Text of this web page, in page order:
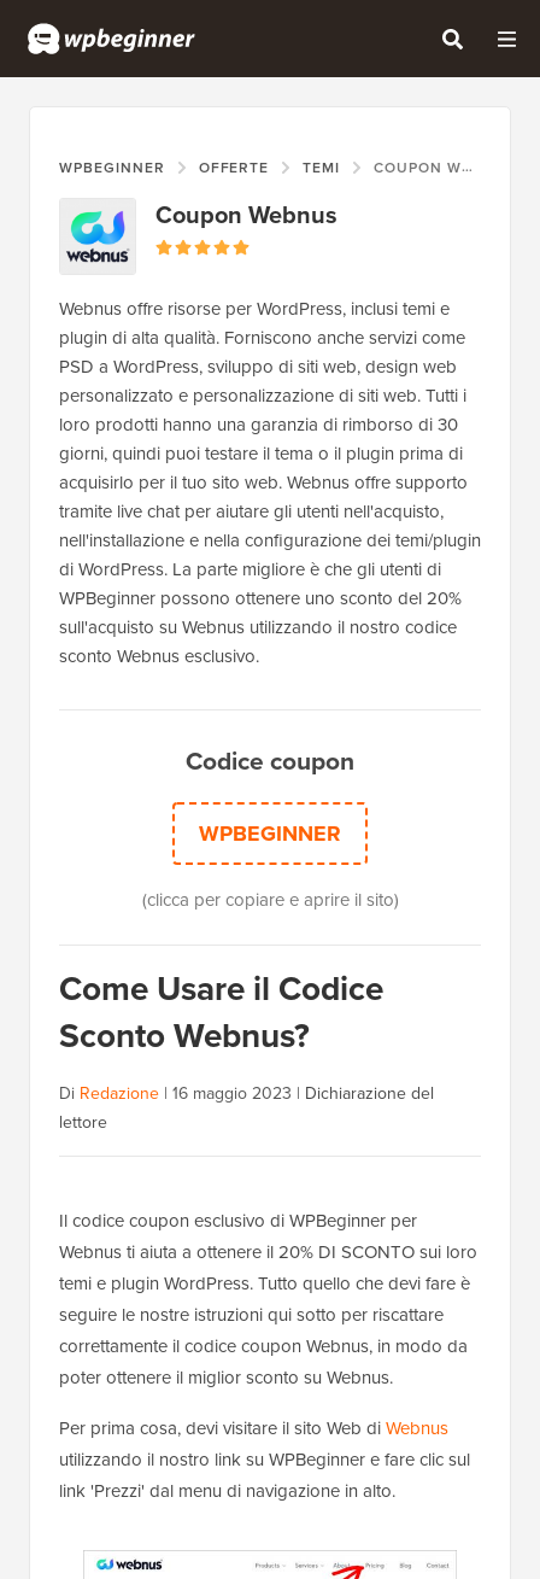
WPBEGINNER OFFERTE TEMI COUPON WEBNUS
Coupon Webnus
Webnus offre risorse per WordPress, inclusi temi e
plugin di alta qualità. Forniscono anche servizi come
PSD a WordPress, sviluppo di siti web, design web
personalizzato e personalizzazione di siti web. Tutti i
loro prodotti hanno una garanzia di rimborso di 30
giorni, quindi puoi testare il tema o il plugin prima di
acquisirlo per il tuo sito web. Webnus offre supporto
tramite live chat per aiutare gli utenti nell'acquisto,
nell'installazione e nella configurazione dei temi/plugin
di WordPress. La parte migliore è che gli utenti di
WPBeginner possono ottenere uno sconto del 20%
sull'acquisto su Webnus utilizzando il nostro codice
sconto Webnus esclusivo.
Codice coupon
WPBEGINNER
(clicca per copiare e aprire il sito)
Come Usare il Codice
Sconto Webnus?
Di Redazione | 16 maggio 2023 | Dichiarazione del
lettore
Il codice coupon esclusivo di WPBeginner per
Webnus ti aiuta a ottenere il 20% DI SCONTO sui loro
temi e plugin WordPress. Tutto quello che devi fare è
seguire le nostre istruzioni qui sotto per riscattare
correttamente il codice coupon Webnus, in modo da
poter ottenere il miglior sconto su Webnus.
Per prima cosa, devi visitare il sito Web diWebnus
utilizzando il nostro link su WPBeginner e fare clic sul
link 'Prezzi' dal menu di navigazione in alto.